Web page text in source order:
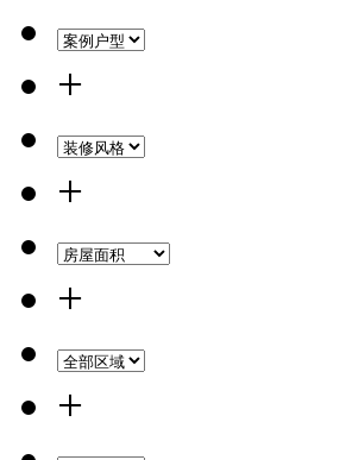
+
+
+
+